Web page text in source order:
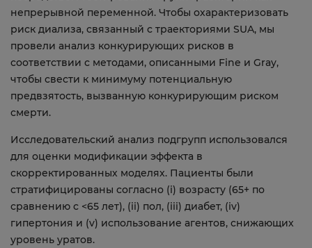
непрерывной переменной. Чтобы охарактеризовать
риск диализа, связанный с траекториями SUA, мы
провели анализ конкурирующих рисков в
соответствии с методами, описанными Fine и Gray,
чтобы свести к минимуму потенциальную
предвзятость, вызванную конкурирующим риском
смерти.
Исследовательский анализ подгрупп использовался
для оценки модификации эффекта в
скорректированных моделях. Пациенты были
стратифицированы согласно (i) возрасту (65+ по
сравнению с <65 лет), (ii) пол, (iii) диабет, (iv)
гипертония и (v) использование агентов, снижающих
уровень уратов.